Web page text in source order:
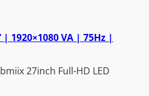
1920×1080 VA | 75Hz |
27inch Full-HD LED